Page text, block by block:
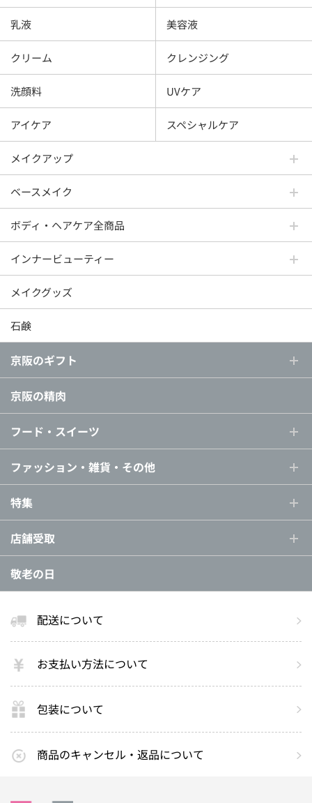
乳液 美容液
クリーム クレンジング
洗顔料 UVケア
アイケア スペシャルケア
メイクアップ
ベースメイク
ボディ・ヘアケア全商品
インナービューティー
メイクグッズ
石鹸
京阪のギフト
京阪の精肉
フード・スイーツ
ファッション・雑貨・その他
特集
店舗受取
敬老の日
配送について
お支払い方法について
包装について
商品のキャンセル・返品について